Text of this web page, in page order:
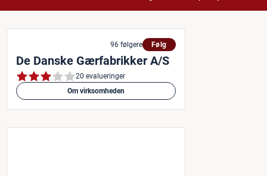
i Grenaa 96 følgere Følg
De Danske Gærfabrikker A/S
20 evalueringer
Om virksomheden